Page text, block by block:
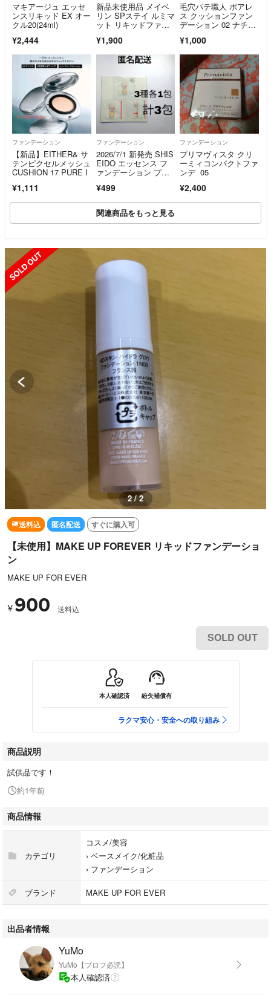
マキアージュ エッセ
ンスリキッド EX オー
クル20(24ml)
¥2,444
新品未使用品 メイベ
リン SPステイ ルミマ
ット リキッドファン
¥1,900
毛穴パテ職人 ポアレ
ス クッションファン
デーション 02 ナチュ
¥1,000
ファンデーション
【新品】EITHER& サ
テンピクセルメッシュ
CUSHION 17 PURE I
¥1,111
ファンデーション
2026/7/1 新発売 SHIS
EIDO エッセンス フ
ァンデーション プラ
包 計3包
¥499
ファンデーション
プリマヴィスタ クリ
ーミィコンパクトファ
ンデ 05
¥2,400
関連商品をもっと見る
2 / 2
送料込 匿名配送 すぐに購入可
【未使用】MAKE UP FOREVER リキッドファンデーショ
ン
MAKE UP FOR EVER
¥ 900 送料込
SOLD OUT
本人確認済 紛失補償有
ラクマ安心・安全への取り組み
商品説明
試供品です！
約1年前
商品情報
カテゴリ
コスメ/美容
› ベースメイク/化粧品
› ファンデーション
ブランド MAKE UP FOR EVER
出品者情報
YuMo
YuMo【プロフ必読】
本人確認済